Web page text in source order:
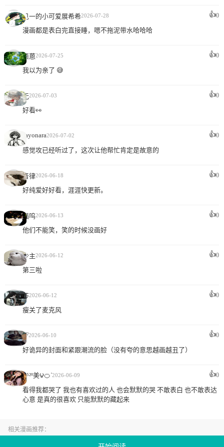
见一的小可爱展希希2026-07-28 👍0
漫画都是表白完直接睡，嗯不拖泥带水哈哈哈
梧蒽2026-07-25 👍0
我以为亲了 😅
无2026-07-03 👍0
好看👀
sayonara2026-07-02 👍0
感觉攻已经听过了，这次让他帮忙肯定是故意的
音律2026-06-18 👍0
好纯爱好好看，涯涯快更新。
喵呜2026-06-13 👍0
他们不能笑，笑的时候没画好
少主2026-06-12 👍0
第三啦
苓2026-06-12 👍0
瘦关了麦克风
JF2026-06-10 👍0
好诡异的封面和紧跟潮流的脸（没有夸的意思越画越丑了）
এ⁵²º美౪🍊ᐝ2026-06-09 👍0
看得我都哭了 我也有喜欢过的人 也会默默的哭 不敢表白 也不敢表达
心意 是真的很喜欢 只能默默的藏起来
相关漫画推荐：